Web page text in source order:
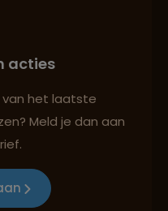
reisadvies
cultuur en milieu
acties
van het laatste
Meld je dan aan